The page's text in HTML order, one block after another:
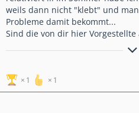
weils dann nicht "klebt" und
Probleme damit bekommt...
Sind die von dir hier
...manchmal bin ich auf beiden
Honda VT 500 E-Suzuki LS 650 Savage-
750 Sevenfifty-Suzuki GSX 1100 G-
1 1